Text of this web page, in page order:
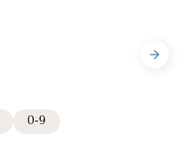
0-9